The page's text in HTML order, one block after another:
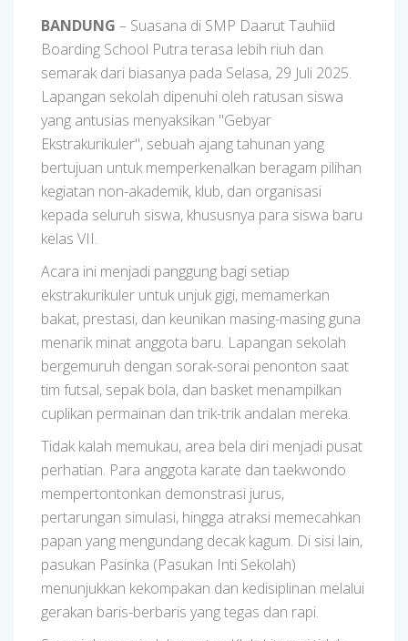
BANDUNG – Suasana di SMP Daarut Tauhiid
Boarding School Putra terasa lebih riuh dan
semarak dari biasanya pada Selasa, 29 Juli 2025.
Lapangan sekolah dipenuhi oleh ratusan siswa
yang antusias menyaksikan "Gebyar
Ekstrakurikuler", sebuah ajang tahunan yang
bertujuan untuk memperkenalkan beragam pilihan
kegiatan non-akademik, klub, dan organisasi
kepada seluruh siswa, khususnya para siswa baru
kelas VII.
Acara ini menjadi panggung bagi setiap
ekstrakurikuler untuk unjuk gigi, memamerkan
bakat, prestasi, dan keunikan masing-masing guna
menarik minat anggota baru. Lapangan sekolah
bergemuruh dengan sorak-sorai penonton saat
tim futsal, sepak bola, dan basket menampilkan
cuplikan permainan dan trik-trik andalan mereka.
Tidak kalah memukau, area bela diri menjadi pusat
perhatian. Para anggota karate dan taekwondo
mempertontonkan demonstrasi jurus,
pertarungan simulasi, hingga atraksi memecahkan
papan yang mengundang decak kagum. Di sisi lain,
pasukan Pasinka (Pasukan Inti Sekolah)
menunjukkan kekompakan dan kedisiplinan melalui
gerakan baris-berbaris yang tegas dan rapi.